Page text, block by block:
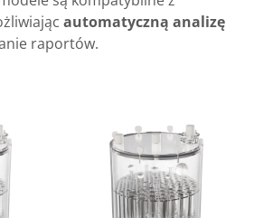
automatyczną analizę
raportów.